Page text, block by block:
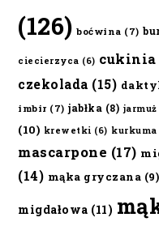
(126) boćwina (7)
ciecierzyca (6) cukinia
czekolada (15)
imbir (7) jabłka (8) jarmuż
(10) krewetki (6) kurkuma
mascarpone (17)
(14) mąka gryczana (9)
migdałowa (11)